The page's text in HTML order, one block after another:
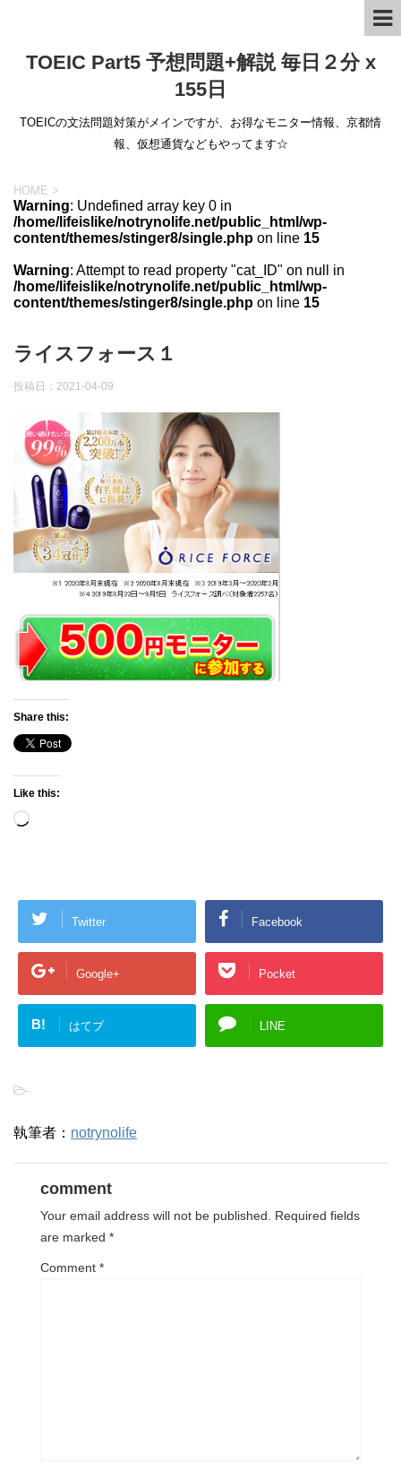
TOEIC Part5 予想問題+解説 毎日２分 x
155日
TOEICの文法問題対策がメインですが、お得なモニター情報、京都情
報、仮想通貨などもやってます☆
HOME >
Warning: Undefined array key 0 in
/home/lifeislike/notrynolife.net/public_html/wp-
content/themes/stinger8/single.php on line 15
Warning: Attempt to read property "cat_ID" on null in
/home/lifeislike/notrynolife.net/public_html/wp-
content/themes/stinger8/single.php on line 15
ライスフォース１
投稿日： 2021-04-09
Share this:
Like this:
Loading…
Twitter Facebook
Google+ Pocket
B! はてブ LINE
-
執筆者： notrynolife
comment
Your email address will not be published. Required fields
are marked *
Comment *